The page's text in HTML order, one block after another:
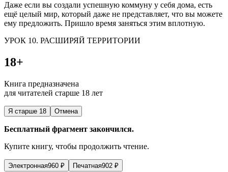
Даже если вы создали успешную коммуну у себя дома, есть
ещё целый мир, который даже не представляет, что вы можете
ему предложить. Пришло время заняться этим вплотную.
УРОК 10. РАСШИРЯЙ ТЕРРИТОРИИ
18+
Книга предназначена
для читателей старше 18 лет
Я старше 18 Отмена
Бесплатный фрагмент закончился.
Купите книгу, чтобы продолжить чтение.
Электронная960 ₽ Печатная902 ₽